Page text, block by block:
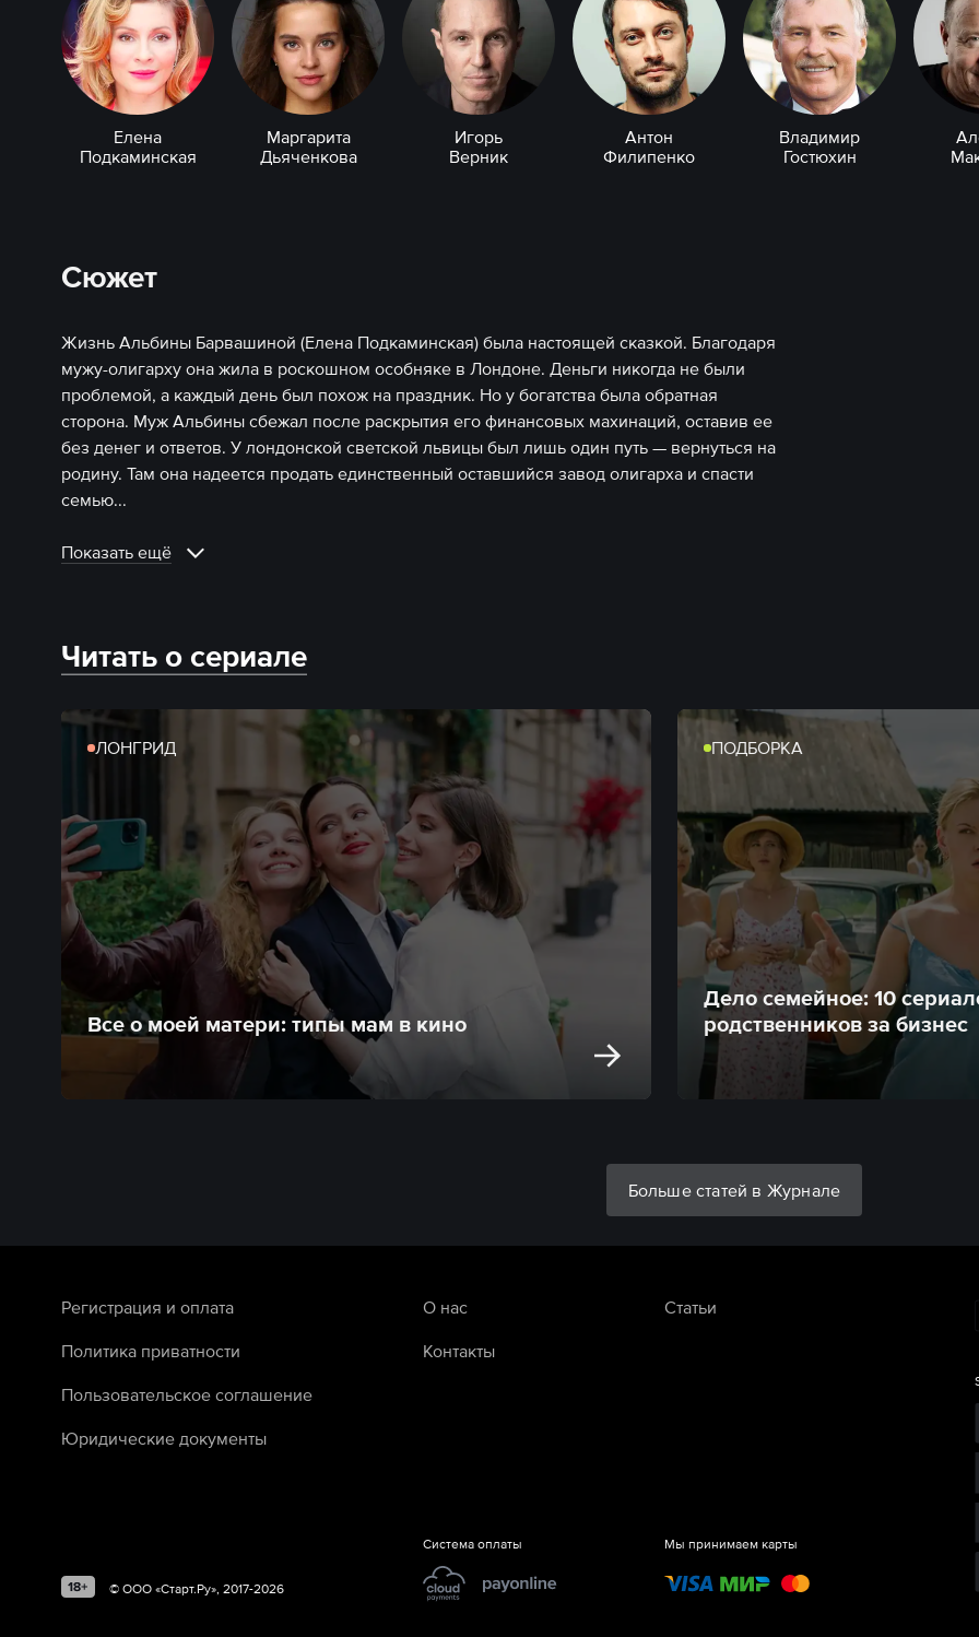
Елена
Подкаминская
Маргарита
Дьяченкова
Игорь
Верник
Антон
Филипенко
Владимир
Гостюхин
Сюжет
Жизнь Альбины Барвашиной (Елена Подкаминская) была настоящей сказкой. Благодаря
мужу-олигарху она жила в роскошном особняке в Лондоне. Деньги никогда не были
проблемой, а каждый день был похож на праздник. Но у богатства была обратная
сторона. Муж Альбины сбежал после раскрытия его финансовых махинаций, оставив ее
без денег и ответов. У лондонской светской львицы был лишь один путь — вернуться на
родину. Там она надеется продать единственный оставшийся завод олигарха и спасти
семью...
Показать ещё
Читать о сериале
ЛОНГРИД
Все о моей матери: типы мам в кино
ПОДБОРКА
Дело семейное: 10
родственников за бизнес
Больше статей в Журнале
Регистрация и оплата
Политика приватности
Пользовательское соглашение
Юридические документы
© ООО «Старт.Ру», 2017-2026
О нас
Контакты
Система оплаты
Статьи
Мы принимаем карты